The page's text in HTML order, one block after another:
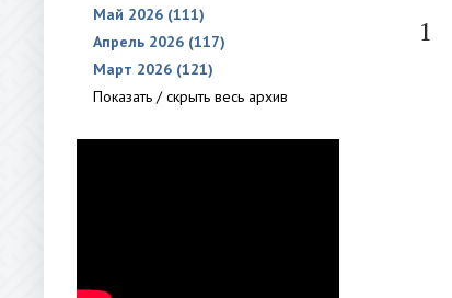
Май 2026 (111)
Апрель 2026 (117)
Март 2026 (121)
Показать / скрыть весь архив
1